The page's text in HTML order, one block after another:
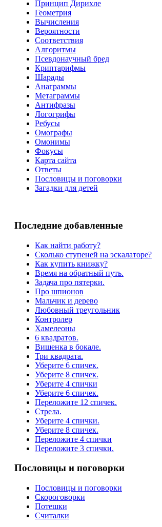
Принцип Дирихле
Геометрия
Вычисления
Вероятности
Соответствия
Алгоритмы
Псевдонаучный бред
Криптарифмы
Шарады
Анаграммы
Метаграммы
Антифразы
Логогрифы
Ребусы
Омографы
Омонимы
Фокусы
Карта сайта
Ответы
Пословицы и поговорки
Загадки для детей
Последние добавленные
Как найти работу?
Сколько ступеней на эскалаторе?
Как купить книжку?
Время на обратный путь.
Задача про пятерки.
Про шпионов
Мальчик и дерево
Любовный треугольник
Контролер
Хамелеоны
6 квадратов.
Вишенка в бокале.
Три квадрата.
Уберите 6 спичек.
Уберите 8 спичек.
Уберите 4 спички
Уберите 6 спичек.
Переложите 12 спичек.
Стрела.
Уберите 4 спички.
Уберите 8 спичек.
Переложите 4 спички
Переложите 3 спички.
Пословицы и поговорки
Пословицы и поговорки
Скороговорки
Потешки
Считалки